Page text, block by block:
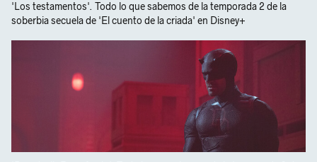
'Los testamentos'. Todo lo que sabemos de la temporada 2 de la
soberbia secuela de 'El cuento de la criada' en Disney+